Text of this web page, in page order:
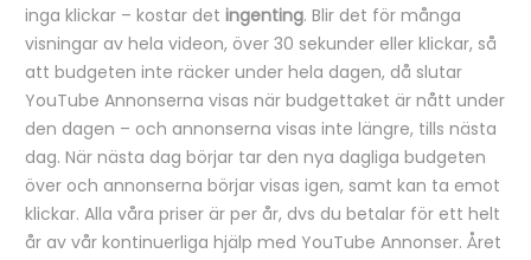
inga klickar – kostar det ingenting. Blir det för många
visningar av hela videon, över 30 sekunder eller klickar, så
att budgeten inte räcker under hela dagen, då slutar
YouTube Annonserna visas när budgettaket är nått under
den dagen – och annonserna visas inte längre, tills nästa
dag. När nästa dag börjar tar den nya dagliga budgeten
över och annonserna börjar visas igen, samt kan ta emot
klickar. Alla våra priser är per år, dvs du betalar för ett helt
år av vår kontinuerliga hjälp med YouTube Annonser. Året